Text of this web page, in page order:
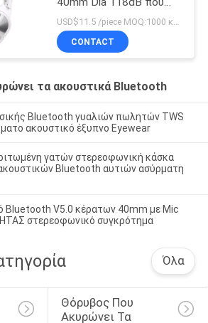
ακυρώνει τα ακουστικά
Bluetooth
CONTACT
τα ακουστικά Bluetooth
Bluetooth γυαλιών πωλητών TWS
ακουστικό έξυπνο Eyewear
γατών στερεοφωνική κάσκα
Bluetooth αυτιών ασύρματη
Bluetooth V5.0 κέρατων 40mm με Mic
στερεοφωνικό συγκρότημα
Όλα
Θόρυβος Που
Ακυρώνει Τα